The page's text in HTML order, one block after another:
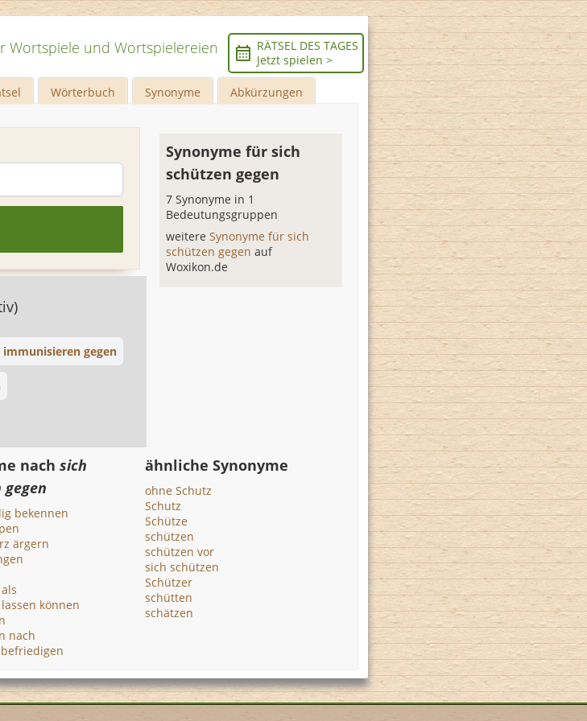
Wortspiele und Wortspielereien
RÄTSEL DES TAGES
Jetzt spielen >
Wörterbuch Synonyme Abkürzungen
immunisieren gegen
Synonyme für sich
schützen gegen
7 Synonyme in 1
Bedeutungsgruppen
weitereSynonyme für sich
schützen gegenauf
Woxikon.de
nachsich
gegen
bekennen
ärgern
können
nach
ähnliche Synonyme
ohne Schutz
Schutz
Schütze
schützen
schützen vor
sich schützen
Schützer
schütten
schätzen